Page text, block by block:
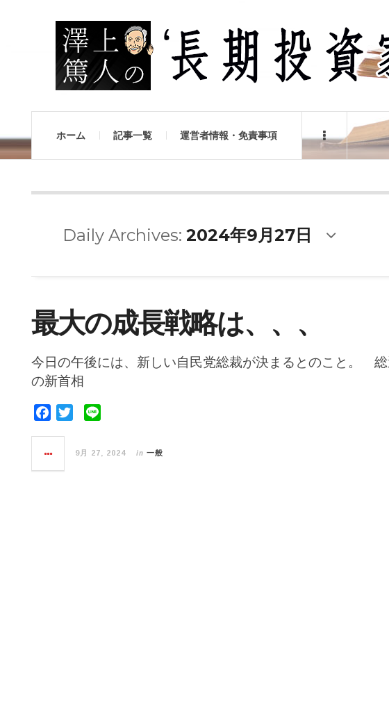
ホーム 記事一覧 運営者情報・免責事項
Daily Archives: 2024年9月27日
最大の成長戦略は、、、
今日の午後には、新しい自民党総裁が決まるとのこと。
の新首相
9月 27, 2024 in 一般